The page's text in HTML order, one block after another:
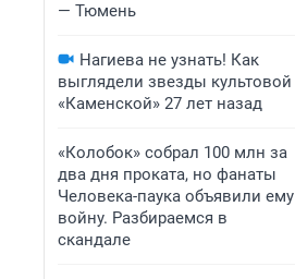
— Тюмень
Нагиева не узнать! Как
выглядели звезды культовой
«Каменской» 27 лет назад
«Колобок» собрал 100 млн за
два дня проката, но фанаты
Человека-паука объявили ему
войну. Разбираемся в
скандале